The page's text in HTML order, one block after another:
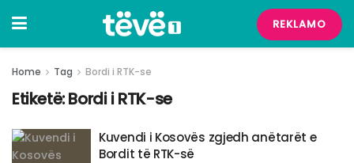
REKLAMO
Home Tag Bordi i RTK-se
Etiketë:Bordi i RTK-se
Kuvendi i Kosovës zgjedh anëtarët e
Bordit të RTK-së